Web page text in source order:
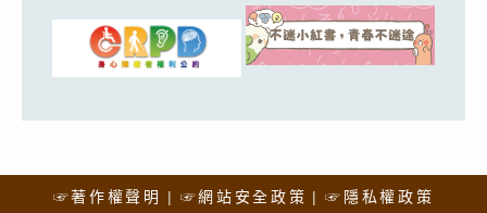
☞著作權聲明 ☞網站安全政策 ☞隱私權政策